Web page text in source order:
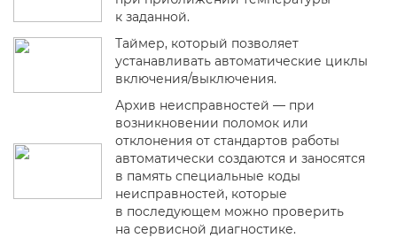
к заданной.
Таймер, который позволяет
устанавливать автоматические циклы
включения/выключения.
Архив неисправностей — при
возникновении поломок или
отклонения от стандартов работы
автоматически создаются и заносятся
в память специальные коды
неисправностей, которые
в последующем можно проверить
на сервисной диагностике.